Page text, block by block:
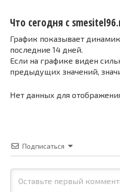
Что сегодня с
График показывает
последние 14 дней.
Если на графике виден
предыдущих значений,
Нет данных для
Подписаться